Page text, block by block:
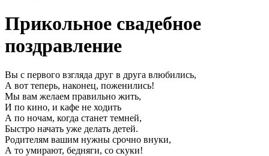
Прикольное свадебное
поздравление
Вы с первого взгляда друг в друга влюбились,
А вот теперь, наконец, поженились!
Мы вам желаем правильно жить,
И по кино, и кафе не ходить
А по ночам, когда станет темней,
Быстро начать уже делать детей.
Родителям вашим нужны срочно внуки,
А то умирают, бедняги, со скуки!